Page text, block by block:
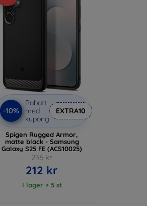
-10%
Rabatt
med
kupong
EXTRA10
Spigen Rugged Armor,
matte black - Samsung
Galaxy S25 FE (ACS10025)
236 kr
212 kr
I lager > 5 st